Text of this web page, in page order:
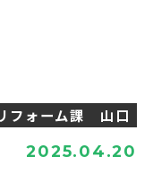
フォーム課 山口
2025.04.20